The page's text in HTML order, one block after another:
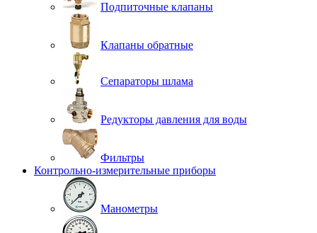
Подпиточные клапаны
Клапаны обратные
Сепараторы шлама
Редукторы давления для воды
Фильтры
Контрольно-измерительные приборы
Манометры